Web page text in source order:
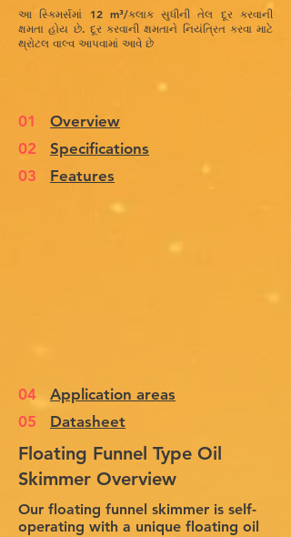
આ સ્કિમર્સમાં 12 m³/કલાક સુધીની તેલ દૂર કરવાની
ક્ષમતા હોય છે. દૂર કરવાની ક્ષમતાને નિયંત્રિત કરવા માટે
થ્રોટલ વાલ્વ આપવામાં આવે છે
01
02
03
Overview
Specifications
Features
04
Application areas
05
Datasheet
Floating Funnel Type Oil
Skimmer Overview
Our floating funnel skimmer is self-
operating with a unique floating oil